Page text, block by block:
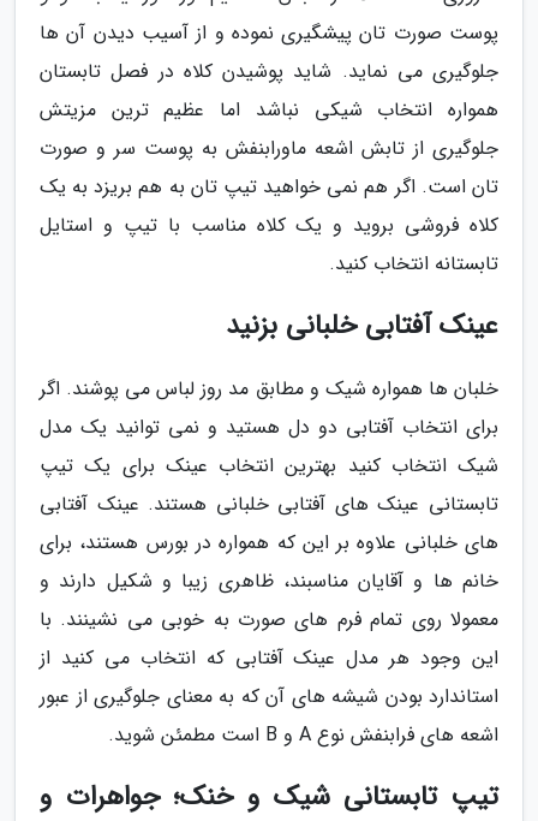
پوست صورت تان پیشگیری نموده و از آسیب دیدن آن ها
جلوگیری می نماید. شاید پوشیدن کلاه در فصل تابستان
همواره انتخاب شیکی نباشد اما عظیم ترین مزیتش
جلوگیری از تابش اشعه ماورابنفش به پوست سر و صورت
تان است. اگر هم نمی خواهید تیپ تان به هم بریزد به یک
کلاه فروشی بروید و یک کلاه مناسب با تیپ و استایل
تابستانه انتخاب کنید.
عینک آفتابی خلبانی بزنید
خلبان ها همواره شیک و مطابق مد روز لباس می پوشند. اگر
برای انتخاب آفتابی دو دل هستید و نمی توانید یک مدل
شیک انتخاب کنید بهترین انتخاب عینک برای یک تیپ
تابستانی عینک های آفتابی خلبانی هستند. عینک آفتابی
های خلبانی علاوه بر این که همواره در بورس هستند، برای
خانم ها و آقایان مناسبند، ظاهری زیبا و شکیل دارند و
معمولا روی تمام فرم های صورت به خوبی می نشینند. با
این وجود هر مدل عینک آفتابی که انتخاب می کنید از
استاندارد بودن شیشه های آن که به معنای جلوگیری از عبور
اشعه های فرابنفش نوع A و B است مطمئن شوید.
تیپ تابستانی شیک و خنک؛ جواهرات و